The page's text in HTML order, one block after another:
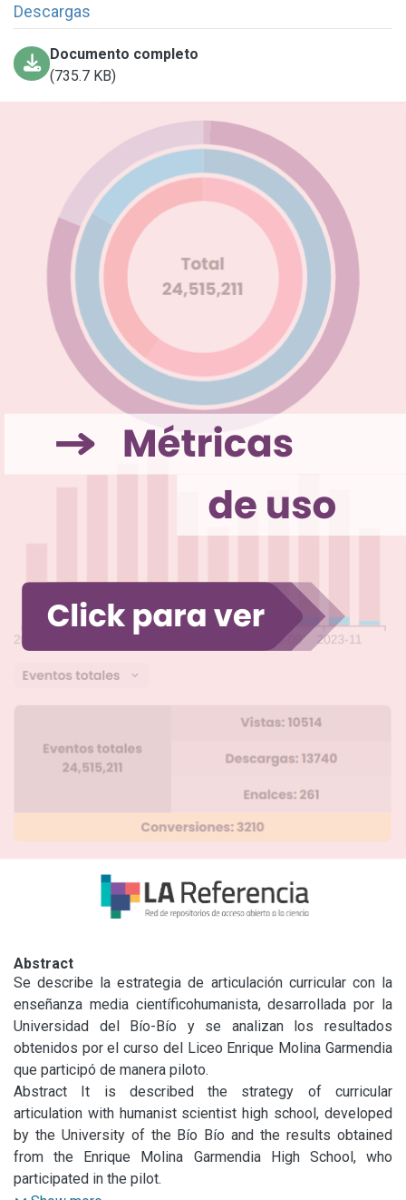
Descargas
Documento completo
(735.7 KB)
Abstract
Se describe la estrategia de articulación curricular con la
enseñanza media científicohumanista, desarrollada por la
Universidad del Bío-Bío y se analizan los resultados
obtenidos por el curso del Liceo Enrique Molina Garmendia
que participó de manera piloto.
Se concluye la necesidad de generar estrategias que
permitan conocer deficiencias de contenidos de los
estudiantes, con el propósito de elevar resultados
académicos, fomentando su motivación y confianza en el
proceso de preparación para el ciclo superior, así como
Abstract It is described the strategy of curricular
articulation with humanist scientist high school, developed
by the University of the Bío Bío and the results obtained
from the Enrique Molina Garmendia High School, who
participated in the pilot.